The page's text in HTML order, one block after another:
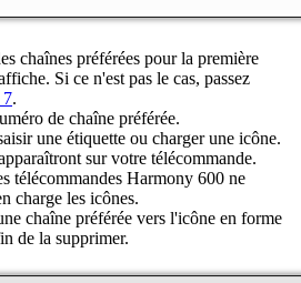
chaînes préférées pour la première
Si ce n'est pas le cas, passez
7.
de chaîne préférée.
une étiquette ou charger une icône.
sur votre télécommande.
télécommandes Harmony 600 ne
charge les icônes.
chaîne préférée vers l'icône en forme
de la supprimer.